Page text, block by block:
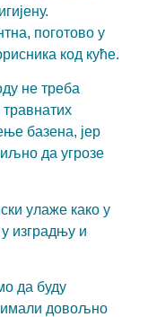
поготово у
код куће.
не треба
базена, јер
да угрозе
улаже како у
изградњу и
да буду
имали довољно